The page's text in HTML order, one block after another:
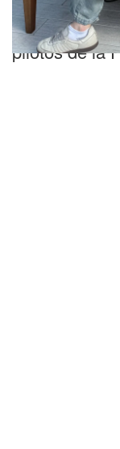
Prestigioso ranking
Colapinto
pilotos de la